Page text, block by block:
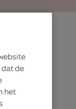
de
het